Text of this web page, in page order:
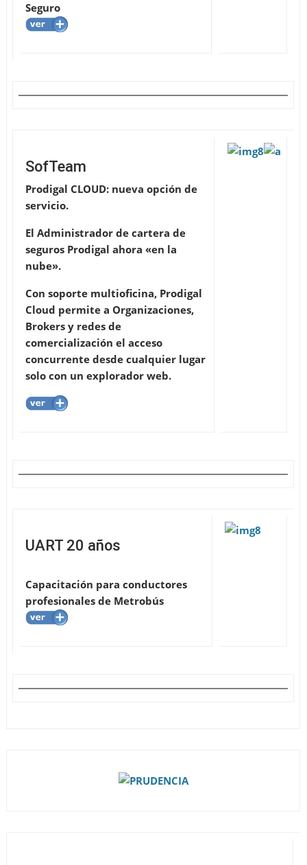
Seguro
SofTeam
Prodigal CLOUD: nueva opción de
servicio.
El Administrador de cartera de
seguros Prodigal ahora «en la
nube».
Con soporte multioficina, Prodigal
Cloud permite a Organizaciones,
Brokers y redes de
comercialización el acceso
concurrente desde cualquier lugar
solo con un explorador web.
UART 20 años
Capacitación para conductores
profesionales de Metrobús